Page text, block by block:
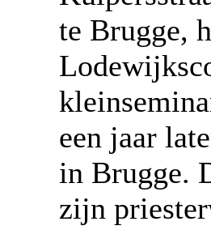
te Brugge,
een jaar
in Brugge.
zijn